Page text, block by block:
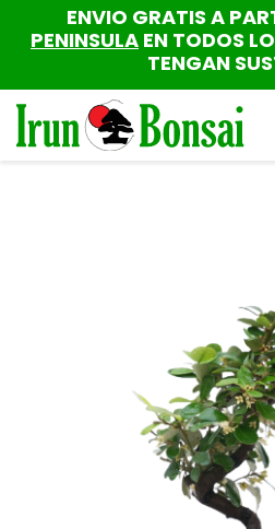
ENVIO GRATIS A
PENINSULA EN TODOS
TENGAN